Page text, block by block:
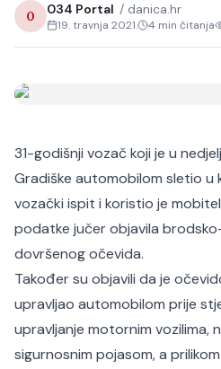
0 034 Portal / danica.hr
19. travnja 2021. 4 min čitanja
31-godišnji vozač koji je u
Gradiške automobilom sletio u
vozački ispit i koristio je
podatke jučer objavila
dovršenog očevida.
Također su objavili da je
upravljao automobilom prije
upravljanje motornim vozilima,
sigurnosnim pojasom, a